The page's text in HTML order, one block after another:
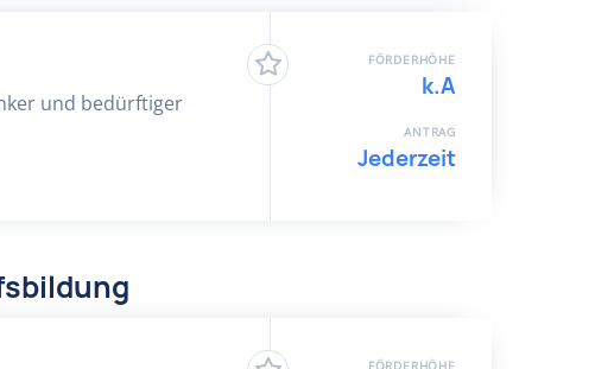
und bedürftiger
FÖRDERHÖHE
k.A
ANTRAG
Jederzeit
FÖRDERHÖHE